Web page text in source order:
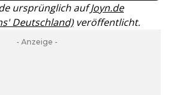
ursprünglich aufJoyn.de
Deutschland)veröffentlicht.
- Anzeige -